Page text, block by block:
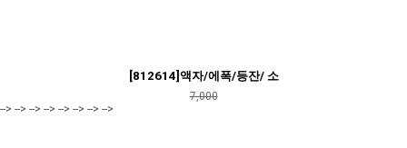
[812614]액자/에폭/등잔/ 소
7,000
--> --> --> --> --> --> --> -->